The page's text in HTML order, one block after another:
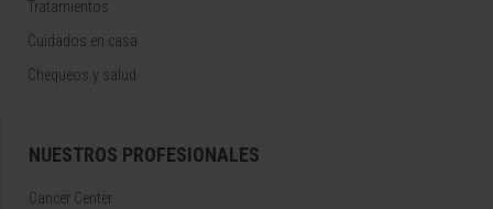
Tratamientos
Cuidados en casa
Chequeos y salud
NUESTROS PROFESIONALES
Cancer Center